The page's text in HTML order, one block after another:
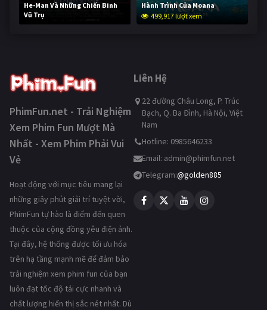
He-Man Và Những Chiến Binh
Vũ Trụ
249,382 lượt xem
Hành Trình Của Moana
499,917 lượt xem
PhimFun.net - Trải Nghiệm
Xem Phim Fun Mượt Mà
Nhất - Xem Phim Phải Vui
Vẻ
Hoạt động với mục tiêu mang lại
những giây phút giải trí tuyệt vời,
PhimFun tự hào là điểm đến quen
thuộc của cộng đồng yêu điện ảnh.
Tại đây, hệ thống được tối ưu hóa
trên hạ tầng mạnh mẽ để đảm bảo
trải nghiệm xem phim fun của bạn
luôn đạt tốc độ tải cực nhanh và
chất lượng hiển thị sắc nét nhất. Dù
Liên Hệ
22 đường Châu Long, P. Trúc
Bạch, Q. Ba Đình, Hà Nội, Việt
Nam
Hotline: 0985646233
Email: admin@phimfun.net
Telegram:@golden885